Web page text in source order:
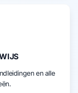
en alle